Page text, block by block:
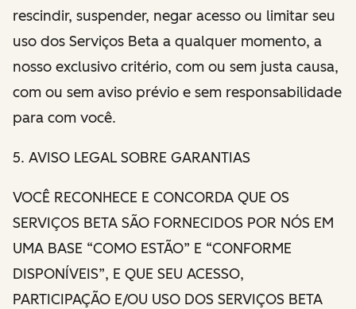
rescindir, suspender, negar acesso ou limitar seu
uso dos Serviços Beta a qualquer momento, a
nosso exclusivo critério, com ou sem justa causa,
com ou sem aviso prévio e sem responsabilidade
para com você.
5. AVISO LEGAL SOBRE GARANTIAS
VOCÊ RECONHECE E CONCORDA QUE OS
SERVIÇOS BETA SÃO FORNECIDOS POR NÓS EM
UMA BASE “COMO ESTÃO” E “CONFORME
DISPONÍVEIS”, E QUE SEU ACESSO,
PARTICIPAÇÃO E/OU USO DOS SERVIÇOS BETA